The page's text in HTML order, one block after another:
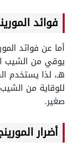
فوائد
أما عن فوائد
يوقي من الشيب
هـ، لذا يستخدم
للوقاية من
صغير.
أضرار